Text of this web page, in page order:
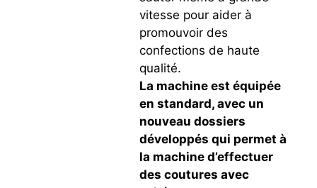
vitesse pour aider à
promouvoir des
confections de haute
qualité.
La machine est équipée
en standard, avec un
nouveau dossiers
développés qui permet à
la machine d’effectuer
des coutures avec